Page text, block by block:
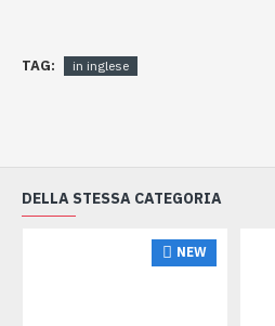
TAG: in inglese
DELLA STESSA CATEGORIA
NEW